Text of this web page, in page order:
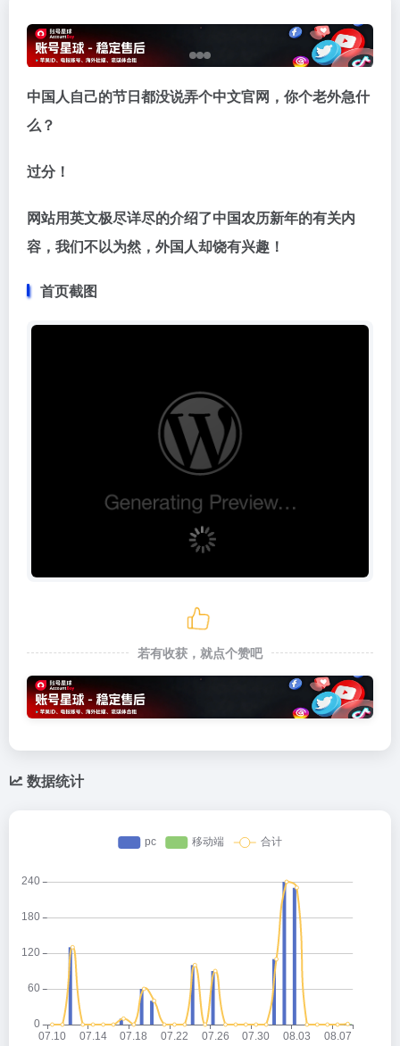
中国人自己的节日都没说弄个中文官网，你个老外急什
么？
过分！
网站用英文极尽详尽的介绍了中国农历新年的有关内
容，我们不以为然，外国人却饶有兴趣！
首页截图
若有收获，就点个赞吧
数据统计